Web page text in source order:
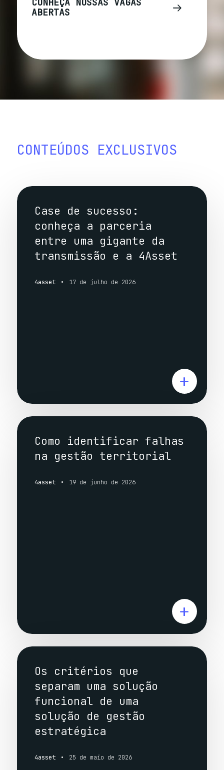
ABERTAS
CONTEÚDOS EXCLUSIVOS
Case de sucesso:
conheça a parceria
entre uma gigante da
transmissão e a 4Asset
4asset 17 de julho de 2026
Como identificar falhas
na gestão territorial
4asset 19 de junho de 2026
Os critérios que
separam uma solução
funcional de uma
solução de gestão
estratégica
4asset 25 de maio de 2026